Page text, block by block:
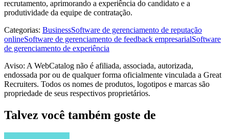
recrutamento, aprimorando a experiência do candidato e a
produtividade da equipe de contratação.
Categorias: BusinessSoftware de gerenciamento de reputação
onlineSoftware de gerenciamento de feedback empresarialSoftware
de gerenciamento de experiência
Aviso: A WebCatalog não é afiliada, associada, autorizada,
endossada por ou de qualquer forma oficialmente vinculada a Great
Recruiters. Todos os nomes de produtos, logotipos e marcas são
propriedade de seus respectivos proprietários.
Talvez você também goste de